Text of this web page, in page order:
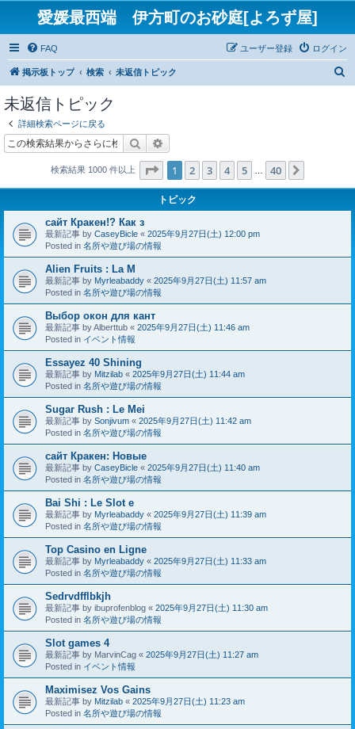
愛媛最西端 伊方町のお砂庭[よろず屋]
FAQ ログイン
ユーザー登録
掲示板トップ 検索 未返信トピック
未返信トピック
詳細検索ページに戻る
検索
検索結果 1000 件以上 ページ1 ／
1 2 3 4 5 40
トピック
сайт Кракен!? Как з
最新記事 by CaseyBicle « 2025年9月27日(土) 12:00 pm
Posted in 名所や遊び場の情報
Alien Fruits : La M
最新記事 by Myrleabaddy « 2025年9月27日(土) 11:57 am
Posted in 名所や遊び場の情報
Выбор окон для кант
最新記事 byAlberttub « 2025年9月27日(土) 11:46 am
Posted in イベント情報
Essayez 40 Shining
最新記事 by Mitzilab « 2025年9月27日(土) 11:44 am
Posted in 名所や遊び場の情報
Sugar Rush : Le Mei
最新記事 by Sonjivum « 2025年9月27日(土) 11:42 am
Posted in 名所や遊び場の情報
сайт Кракен: Новые
最新記事 by CaseyBicle « 2025年9月27日(土) 11:40 am
Posted in 名所や遊び場の情報
Bai Shi : Le Slot e
最新記事 by Myrleabaddy « 2025年9月27日(土) 11:39 am
Posted in 名所や遊び場の情報
Top Casino en Ligne
最新記事 by Myrleabaddy « 2025年9月27日(土) 11:33 am
Posted in 名所や遊び場の情報
Sedrvdfflbkjh
最新記事 by ibuprofenblog « 2025年9月27日(土) 11:30 am
Posted in 名所や遊び場の情報
Slot games 4
最新記事 by MarvinCag « 2025年9月27日(土) 11:27 am
Posted in イベント情報
Maximisez Vos Gains
最新記事 by Mitzilab « 2025年9月27日(土) 11:23 am
Posted in 名所や遊び場の情報